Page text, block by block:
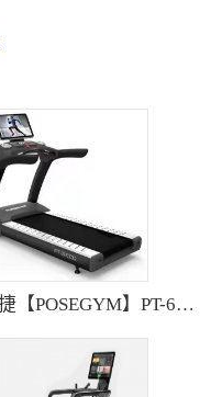
宝驰捷【POSEGYM】PT-6600Q高清大型触摸屏跑步机静音减震